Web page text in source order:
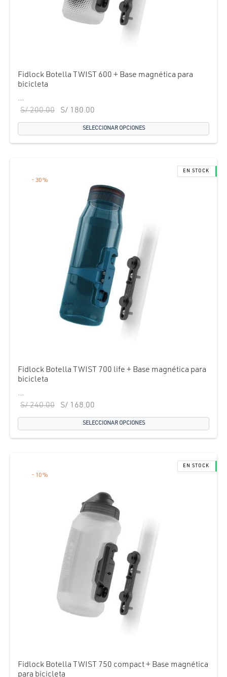
Fidlock Botella TWIST 600 + Base magnética para
bicicleta
...
S/200.00
El precio
original
era:
S/ 180.00
actual es:
S/ 180.00.
SELECCIONAR OPCIONES
- 30%
Fidlock Botella TWIST 700 life + Base magnética para
bicicleta
...
S/240.00
El precio
original
era:
S/ 168.00
actual es:
S/ 168.00.
SELECCIONAR OPCIONES
- 10%
Fidlock Botella TWIST 750 compact + Base magnética
para bicicleta